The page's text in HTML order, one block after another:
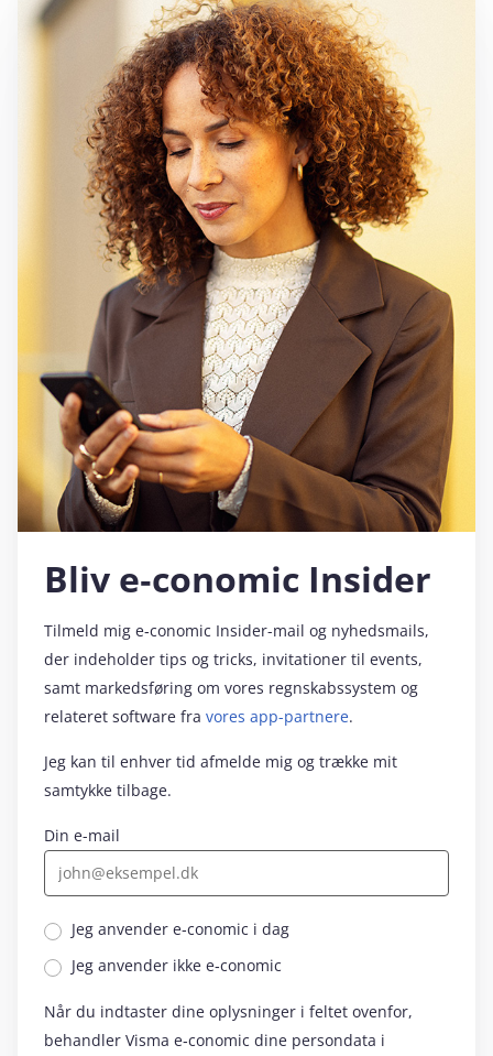
Bliv e‑conomic Insider
Tilmeld mig e‑conomic Insider-mail og nyhedsmails,
der indeholder tips og tricks, invitationer til events,
samt markedsføring om vores regnskabssystem og
relateret software fra vores app-partnere.
Jeg kan til enhver tid afmelde mig og trække mit
samtykke tilbage.
Din e-mail
Jeg anvender e‑conomic i dag
Jeg anvender ikke e‑conomic
Når du indtaster dine oplysninger i feltet ovenfor,
behandler Visma e‑conomic dine persondata i